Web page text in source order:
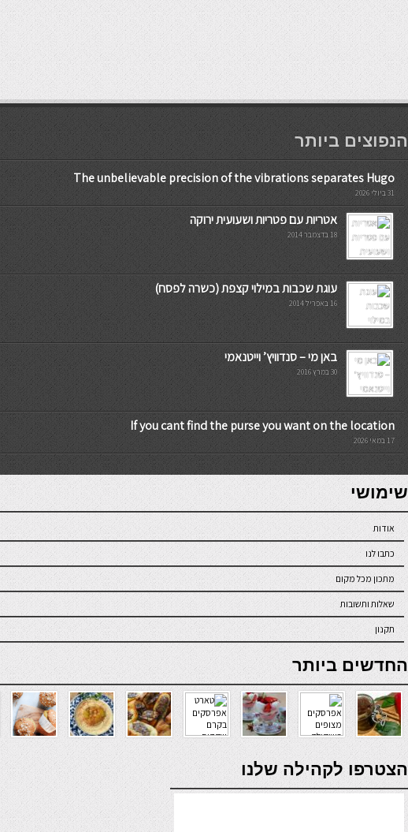
мостбет кг
הנפוצים ביותר
The unbelievable precision of the vibrations separates Hugo
31 ביולי 2026
אטריות עם פטריות ושעועית ירוקה
18 בדצמבר 2014
עוגת שכבות במילוי קצפת (כשרה לפסח)
16 באפריל 2014
באן מי – סנדוויץ’ וייטנאמי
30 במרץ 2016
If you cant find the purse you want on the location
17 במאי 2026
7slots
seriöse online casinos österreich
שימושי
אודות
כתבו לנו
מתכון מכל מקום
שאלות ותשובות
תקנון
online casino
החדשים ביותר
verde casino
הצטרפו לקהילה שלנו